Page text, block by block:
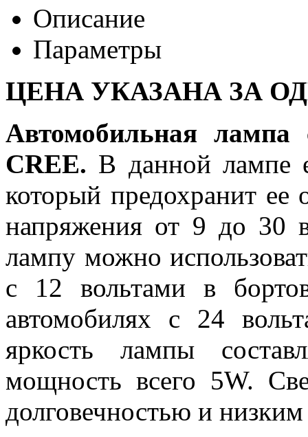
Описание
Параметры
ЦЕНА УКАЗАНА ЗА
Автомобильная
CREE. В данной лампе
который предохранит ее
напряжения от 9 до 30
лампу можно
с 12 вольтами в
автомобилях с 24
яркость лампы
мощность всего 5W.
долговечностью и